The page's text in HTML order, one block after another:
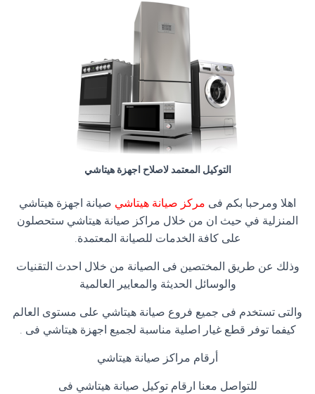
التوكيل المعتمد لاصلاح اجهزة هيتاشي
اهلا ومرحبا بكم فى مركز صيانة هيتاشي صيانة اجهزة هيتاشي
المنزلية في حيث ان من خلال مراكز صيانة هيتاشي ستحصلون
على كافة الخدمات للصيانة المعتمدة.
وذلك عن طريق المختصين فى الصيانة من خلال احدث التقنيات
والوسائل الحديثة والمعايير العالمية
والتى تستخدم فى جميع فروع صيانة هيتاشي على مستوى العالم
كيفما توفر قطع غيار اصلية مناسبة لجميع اجهزة هيتاشي فى .
أرقام مراكز صيانة هيتاشي
للتواصل معنا ارقام توكيل صيانة هيتاشي فى